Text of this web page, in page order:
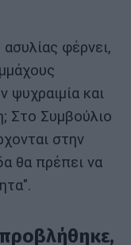
φέρνει,
ψυχραιμία και
Στο Συμβούλιο
στην
θα πρέπει να